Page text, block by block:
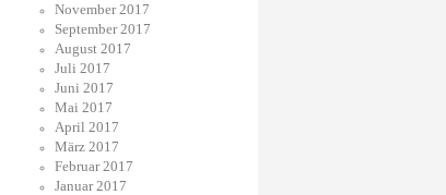
November 2017
September 2017
August 2017
Juli 2017
Juni 2017
Mai 2017
April 2017
März 2017
Februar 2017
Januar 2017